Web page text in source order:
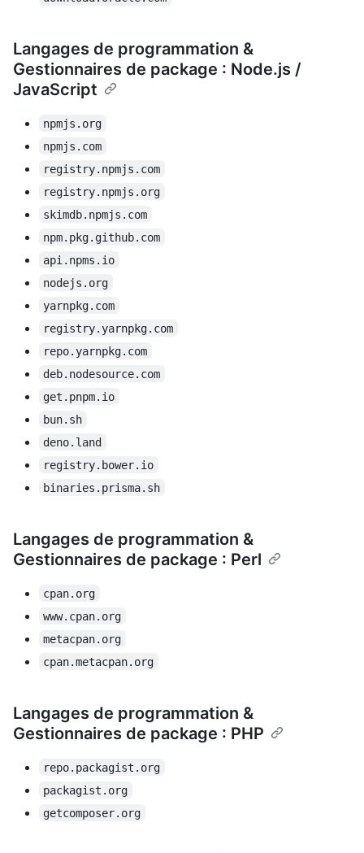
Langages de programmation &
Gestionnaires de package : Node.js /
JavaScript
npmjs.org
npmjs.com
registry.npmjs.com
registry.npmjs.org
skimdb.npmjs.com
npm.pkg.github.com
api.npms.io
nodejs.org
yarnpkg.com
registry.yarnpkg.com
repo.yarnpkg.com
deb.nodesource.com
get.pnpm.io
bun.sh
deno.land
registry.bower.io
binaries.prisma.sh
Langages de programmation &
Gestionnaires de package : Perl
cpan.org
www.cpan.org
metacpan.org
cpan.metacpan.org
Langages de programmation &
Gestionnaires de package : PHP
repo.packagist.org
packagist.org
getcomposer.org